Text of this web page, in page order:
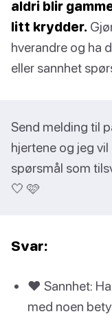
aldri blir
litt krydder.
hverandre og ha
eller sannhet
Send melding til
hjertene og jeg
spørsmål som
🤍 🩷
Svar:
❤️ Sannhet:
med noen